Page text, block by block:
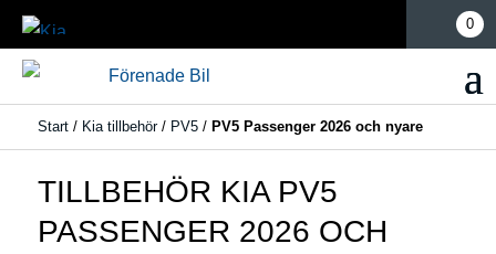
0
Start/ Kia tillbehör/ PV5/ PV5 Passenger 2026 och nyare
TILLBEHÖR KIA PV5
PASSENGER 2026 OCH